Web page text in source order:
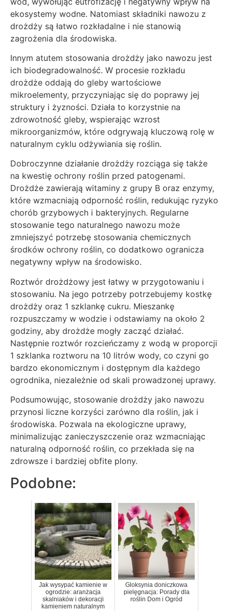
ekosystemy wodne. Natomiast składniki nawozu z
drożdży są łatwo rozkładalne i nie stanowią
zagrożenia dla środowiska.
Innym atutem stosowania drożdży jako nawozu jest
ich biodegradowalność. W procesie rozkładu
drożdże oddają do gleby wartościowe
mikroelementy, przyczyniając się do poprawy jej
struktury i żyzności. Działa to korzystnie na
zdrowotność gleby, wspierając wzrost
mikroorganizmów, które odgrywają kluczową rolę w
naturalnym cyklu odżywiania się roślin.
Dobroczynne działanie drożdży rozciąga się także
na kwestię ochrony roślin przed patogenami.
Drożdże zawierają witaminy z grupy B oraz enzymy,
które wzmacniają odporność roślin, redukując ryzyko
chorób grzybowych i bakteryjnych. Regularne
stosowanie tego naturalnego nawozu może
zmniejszyć potrzebę stosowania chemicznych
środków ochrony roślin, co dodatkowo ogranicza
negatywny wpływ na środowisko.
Roztwór drożdżowy jest łatwy w przygotowaniu i
stosowaniu. Na jego potrzeby potrzebujemy kostkę
drożdży oraz 1 szklankę cukru. Mieszankę
rozpuszczamy w wodzie i odstawiamy na około 2
godziny, aby drożdże mogły zacząć działać.
Następnie roztwór rozcieńczamy z wodą w proporcji
1 szklanka roztworu na 10 litrów wody, co czyni go
bardzo ekonomicznym i dostępnym dla każdego
ogrodnika, niezależnie od skali prowadzonej uprawy.
Podsumowując, stosowanie drożdży jako nawozu
przynosi liczne korzyści zarówno dla roślin, jak i
środowiska. Pozwala na ekologiczne uprawy,
minimalizując zanieczyszczenie oraz wzmacniając
naturalną odporność roślin, co przekłada się na
zdrowsze i bardziej obfite plony.
Podobne:
Jak wysypać kamienie w
ogrodzie: aranżacja
skalniaków i dekoracji
kamieniem naturalnym
Gloksynia doniczkowa
pielęgnacja: Porady dla
roślin Dom i Ogród